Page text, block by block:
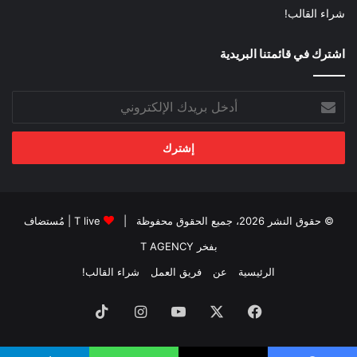
شراء القالب!
اشترك في قائمتنا البريدية
بريدك
الإلكتروني
© حقوق النشر 2026، جميع الحقوق محفوظة | T live | مُستضاف
بفخر T AGENCY
الرئيسية
عن فريق العمل شراء القالب!
فيسبوك ‫YouTubeانستقرام